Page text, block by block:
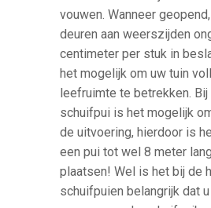
vouwen. Wanneer
deuren aan weerszijden
centimeter per stuk in
het mogelijk om uw tuin
leefruimte te betrekken.
schuifpui is het mogelijk
de uitvoering, hierdoor is
een pui tot wel 8 meter
plaatsen! Wel is het bij de
schuifpuien belangrijk dat